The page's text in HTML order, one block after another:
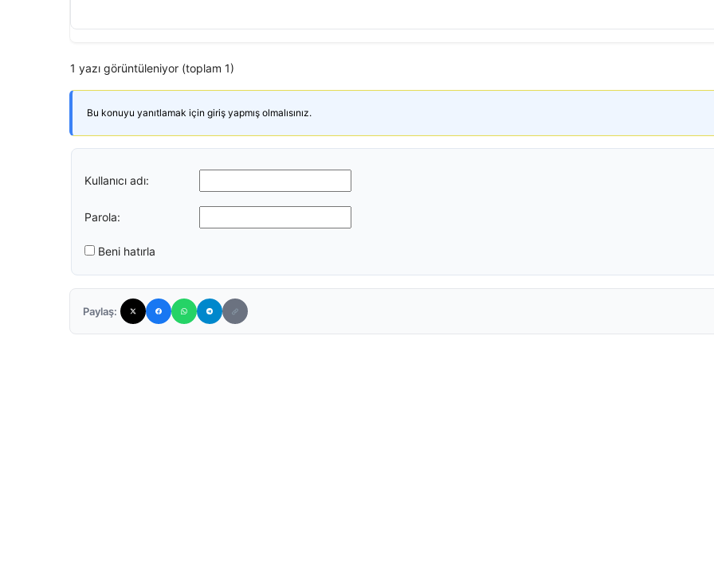
1 yazı görüntüleniyor (toplam 1)
Bu konuyu yanıtlamak için giriş yapmış olmalısınız.
Kullanıcı adı:
Parola:
Beni hatırla
Paylaş: